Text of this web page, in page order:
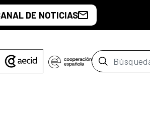
DE NOTICIAS
Barra de